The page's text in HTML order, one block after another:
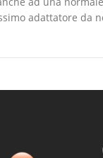
adattatore da